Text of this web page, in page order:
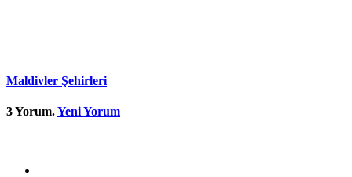
Maldivler Şehirleri
3Yorum.Yeni Yorum